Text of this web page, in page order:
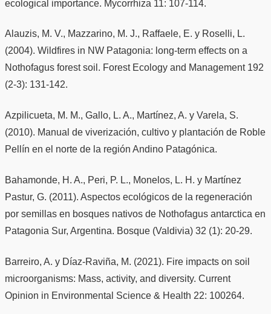
ecological importance. Mycorrhiza 11: 107-114.
Alauzis, M. V., Mazzarino, M. J., Raffaele, E. y Roselli, L.
(2004). Wildfires in NW Patagonia: long-term effects on a
Nothofagus forest soil. Forest Ecology and Management 192
(2-3): 131-142.
Azpilicueta, M. M., Gallo, L. A., Martínez, A. y Varela, S.
(2010). Manual de viverización, cultivo y plantación de Roble
Pellín en el norte de la región Andino Patagónica.
Bahamonde, H. A., Peri, P. L., Monelos, L. H. y Martínez
Pastur, G. (2011). Aspectos ecológicos de la regeneración
por semillas en bosques nativos de Nothofagus antarctica en
Patagonia Sur, Argentina. Bosque (Valdivia) 32 (1): 20-29.
Barreiro, A. y Díaz-Raviña, M. (2021). Fire impacts on soil
microorganisms: Mass, activity, and diversity. Current
Opinion in Environmental Science & Health 22: 100264.